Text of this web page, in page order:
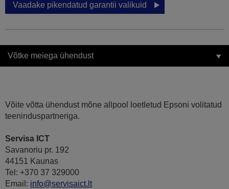
Vaadake pikendatud garantii valikuid
Võtke meiega ühendust
Võite võtta ühendust mõne allpool loetletud Epsoni volitatud
teeninduspartneriga.
Servisa ICT
Savanoriu pr. 192
44151 Kaunas
Tel: +370 37 329000
Email: info@servisaict.lt